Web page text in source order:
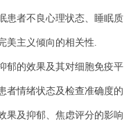
患者不良心理状态、睡眠质
美主义倾向的相关性.
郁的效果及其对细胞免疫平
者情绪状态及检查准确度的
果及抑郁、焦虑评分的影响